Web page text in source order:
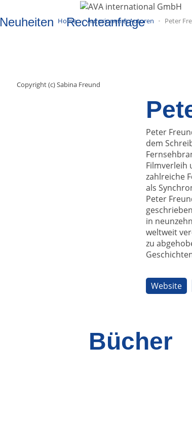
Neuheiten Rechteanfrage
Home Autorinnen & Autoren Peter
Copyright (c) Sabina Freund
Peter
dem
Filmverleih
zahlreiche
als
Peter
in
weltweit
zu
Website
Bücher